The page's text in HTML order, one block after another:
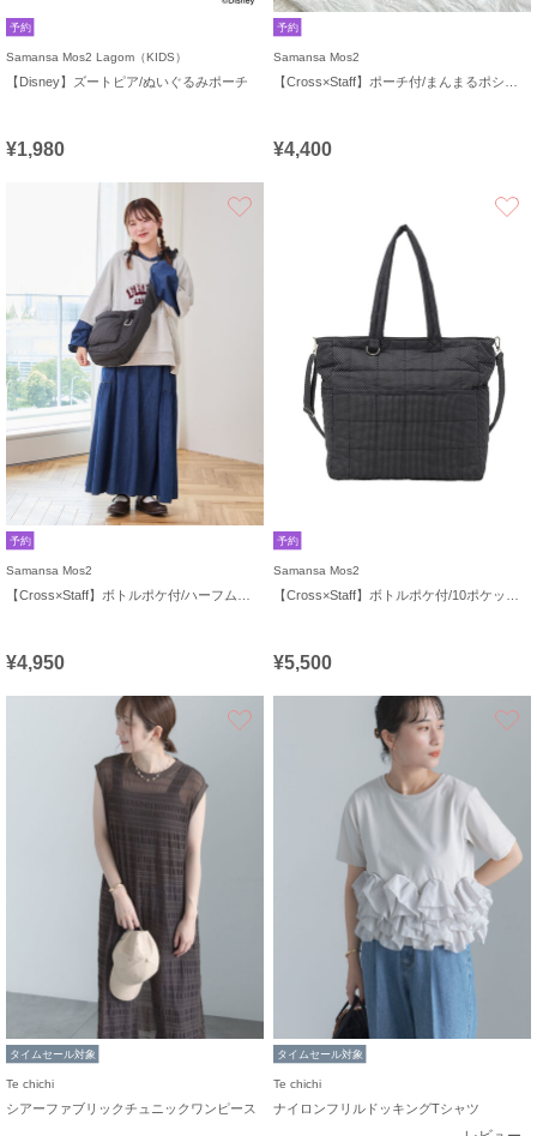
予約
Samansa Mos2 Lagom（KIDS）
【Disney】ズートピア/ぬいぐるみポーチ
¥1,980
予約
Samansa Mos2
¥4,400
予約
Samansa Mos2
¥4,950
予約
Samansa Mos2
¥5,500
タイムセール対象
Te chichi
シアーファブリックチュニックワンピース
タイムセール対象
Te chichi
ナイロンフリルドッキングTシャツ